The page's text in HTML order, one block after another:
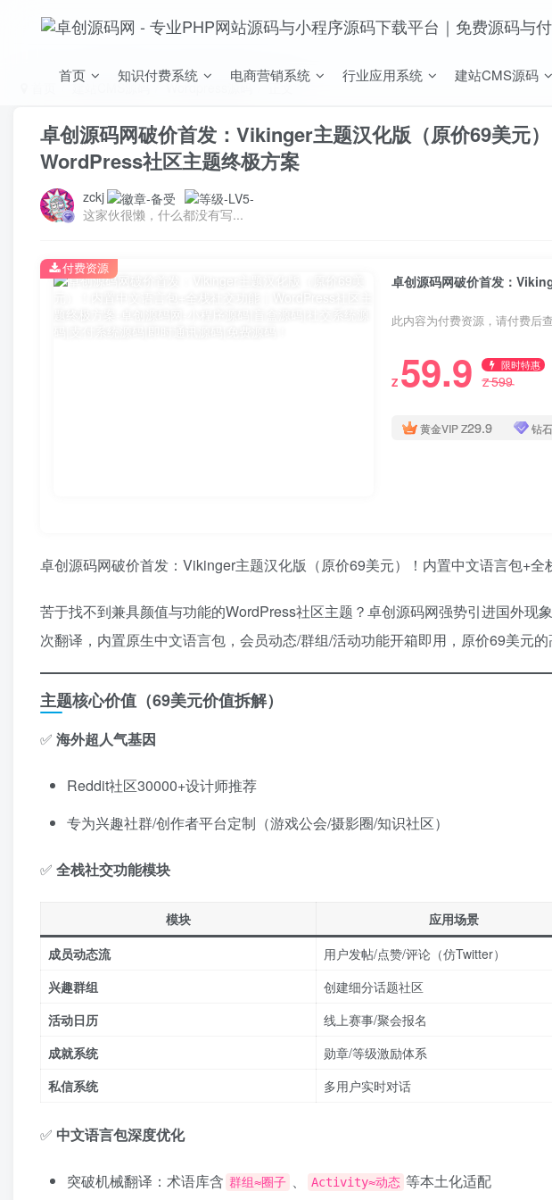
首页 知识付费系统 电商营销系统 行业应用系统 建站CMS源码
建站CMS源码 Wordpress源码 正文
卓创源码网破价首发：Vikinger主题汉化版（原价69美元
WordPress社区主题终极方案
zckj
这家伙很懒，什么都没有写...
此内容为付费资源，请付费后
Z 59.9 限时特惠
Z599
黄金VIPZ29.9 钻
付费资源
卓创源码网破价首发：Vikinger主题汉化版（原价69美元）！内置中文语言包+
苦于找不到兼具颜值与功能的WordPress社区主题？卓创源码网强势引进国外
次翻译，内置原生中文语言包，会员动态/群组/活动功能开箱即用，原价69美元的
主题核心价值（69美元价值拆解）​
✅ ​ 海外超人气基因
Reddit社区30000+设计师推荐
专为兴趣社群/创作者平台定制（游戏公会/摄影圈/知识社区）
✅ ​ 全栈社交功能模块
模块 应用场景
成员动态流
用户发帖/点赞/评论（仿Twitter）
兴趣群组
创建细分话题社区
活动日历
线上赛事/聚会报名
成就系统
勋章/等级激励体系
私信系统
多用户实时对话
✅ ​ 中文语言包深度优化
突破机械翻译：术语库含 群组≈圈子 、 Activity≈动态 等本土化适配